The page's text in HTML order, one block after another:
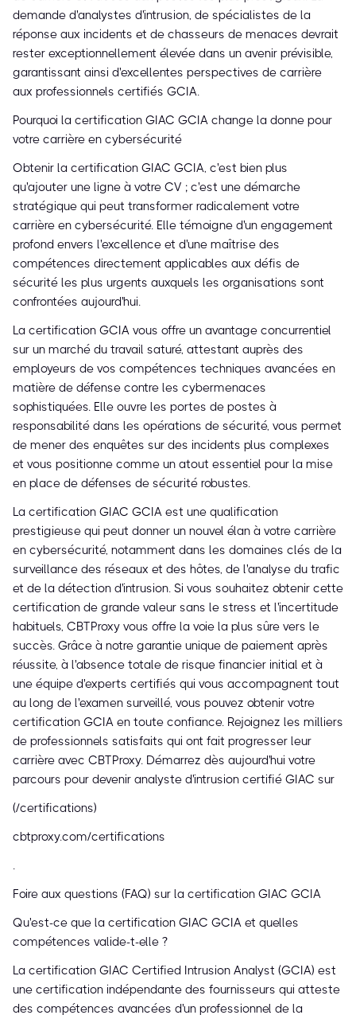
demande d'analystes d'intrusion, de spécialistes de la
réponse aux incidents et de chasseurs de menaces devrait
rester exceptionnellement élevée dans un avenir prévisible,
garantissant ainsi d'excellentes perspectives de carrière
aux professionnels certifiés GCIA.
Pourquoi la certification GIAC GCIA change la donne pour
votre carrière en cybersécurité
Obtenir la certification GIAC GCIA, c'est bien plus
qu'ajouter une ligne à votre CV ; c'est une démarche
stratégique qui peut transformer radicalement votre
carrière en cybersécurité. Elle témoigne d'un engagement
profond envers l'excellence et d'une maîtrise des
compétences directement applicables aux défis de
sécurité les plus urgents auxquels les organisations sont
confrontées aujourd'hui.
La certification GCIA vous offre un avantage concurrentiel
sur un marché du travail saturé, attestant auprès des
employeurs de vos compétences techniques avancées en
matière de défense contre les cybermenaces
sophistiquées. Elle ouvre les portes de postes à
responsabilité dans les opérations de sécurité, vous permet
de mener des enquêtes sur des incidents plus complexes
et vous positionne comme un atout essentiel pour la mise
en place de défenses de sécurité robustes.
La certification GIAC GCIA est une qualification
prestigieuse qui peut donner un nouvel élan à votre carrière
en cybersécurité, notamment dans les domaines clés de la
surveillance des réseaux et des hôtes, de l'analyse du trafic
et de la détection d'intrusion. Si vous souhaitez obtenir cette
certification de grande valeur sans le stress et l'incertitude
habituels, CBTProxy vous offre la voie la plus sûre vers le
succès. Grâce à notre garantie unique de paiement après
réussite, à l'absence totale de risque financier initial et à
une équipe d'experts certifiés qui vous accompagnent tout
au long de l'examen surveillé, vous pouvez obtenir votre
certification GCIA en toute confiance. Rejoignez les milliers
de professionnels satisfaits qui ont fait progresser leur
carrière avec CBTProxy. Démarrez dès aujourd'hui votre
parcours pour devenir analyste d'intrusion certifié GIAC sur
(/certifications)
cbtproxy.com/certifications
.
Foire aux questions (FAQ) sur la certification GIAC GCIA
Qu'est-ce que la certification GIAC GCIA et quelles
compétences valide-t-elle ?
La certification GIAC Certified Intrusion Analyst (GCIA) est
une certification indépendante des fournisseurs qui atteste
des compétences avancées d'un professionnel de la